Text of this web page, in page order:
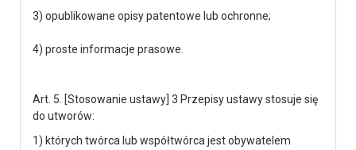
3) opublikowane opisy patentowe lub ochronne;
4) proste informacje prasowe.
Art. 5. [Stosowanie ustawy] 3 Przepisy ustawy stosuje się
do utworów:
1) których twórca lub współtwórca jest obywatelem